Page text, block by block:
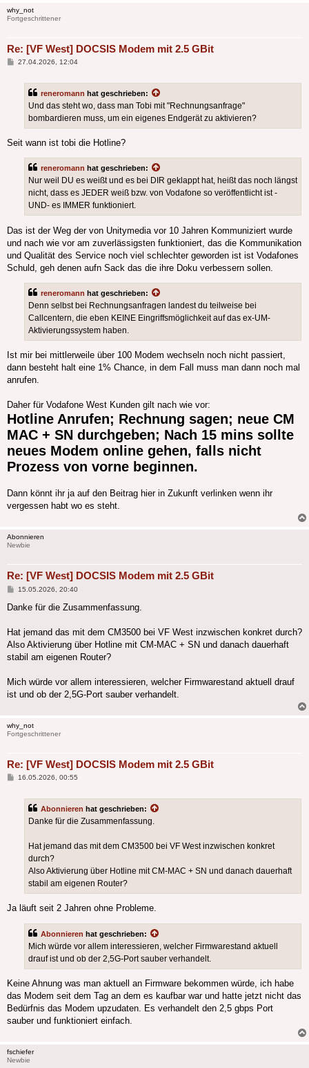
why_not
Fortgeschrittener
Re: [VF West] DOCSIS Modem mit 2.5 GBit
Beitrag
27.04.2026, 12:04
reneromann hat geschrieben:
Und das steht wo, dass man Tobi mit "Rechnungsanfrage"
bombardieren muss, um ein eigenes Endgerät zu aktivieren?
Seit wann ist tobi die Hotline?
reneromann hat geschrieben:
Nur weil DU es weißt und es bei DIR geklappt hat, heißt das noch längst
nicht, dass es JEDER weiß bzw. von Vodafone so veröffentlicht ist -
UND- es IMMER funktioniert.
Das ist der Weg der von Unitymedia vor 10 Jahren Kommuniziert wurde
und nach wie vor am zuverlässigsten funktioniert, das die Kommunikation
und Qualität des Service noch viel schlechter geworden ist ist Vodafones
Schuld, geh denen aufn Sack das die ihre Doku verbessern sollen.
reneromann hat geschrieben:
Denn selbst bei Rechnungsanfragen landest du teilweise bei
Callcentern, die eben KEINE Eingriffsmöglichkeit auf das ex-UM-
Aktivierungssystem haben.
Ist mir bei mittlerweile über 100 Modem wechseln noch nicht passiert,
dann besteht halt eine 1% Chance, in dem Fall muss man dann noch mal
anrufen.
Daher für Vodafone West Kunden gilt nach wie vor:
Hotline Anrufen; Rechnung sagen; neue CM
MAC + SN durchgeben; Nach 15 mins sollte
neues Modem online gehen, falls nicht
Prozess von vorne beginnen.
Dann könnt ihr ja auf den Beitrag hier in Zukunft verlinken wenn ihr
vergessen habt wo es steht.
Abonnieren
Newbie
Re: [VF West] DOCSIS Modem mit 2.5 GBit
Beitrag
15.05.2026, 20:40
Danke für die Zusammenfassung.
Hat jemand das mit dem CM3500 bei VF West inzwischen konkret durch?
Also Aktivierung über Hotline mit CM-MAC + SN und danach dauerhaft
stabil am eigenen Router?
Mich würde vor allem interessieren, welcher Firmwarestand aktuell drauf
ist und ob der 2,5G-Port sauber verhandelt.
why_not
Fortgeschrittener
Re: [VF West] DOCSIS Modem mit 2.5 GBit
Beitrag
16.05.2026, 00:55
Abonnieren hat geschrieben:
Danke für die Zusammenfassung.
Hat jemand das mit dem CM3500 bei VF West inzwischen konkret
durch?
Also Aktivierung über Hotline mit CM-MAC + SN und danach dauerhaft
stabil am eigenen Router?
Ja läuft seit 2 Jahren ohne Probleme.
Abonnieren hat geschrieben:
Mich würde vor allem interessieren, welcher Firmwarestand aktuell
drauf ist und ob der 2,5G-Port sauber verhandelt.
Keine Ahnung was man aktuell an Firmware bekommen würde, ich habe
das Modem seit dem Tag an dem es kaufbar war und hatte jetzt nicht das
Bedürfnis das Modem upzudaten. Es verhandelt den 2,5 gbps Port
sauber und funktioniert einfach.
fschiefer
Newbie